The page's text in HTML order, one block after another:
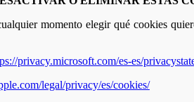
momento elegir qué cookies
privacy.microsoft.com/es-es/
legal/privacy/es/cookies/